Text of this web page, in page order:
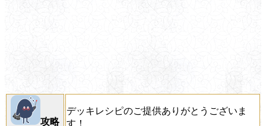
攻略
デッキレシピのご提供ありがとうございま
す！